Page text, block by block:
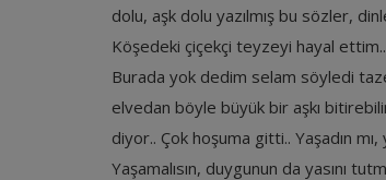
dolu, aşk dolu yazılmış bu sözler,
Köşedeki çiçekçi teyzeyi hayal
Burada yok dedim selam söyledi
elvedan böyle büyük bir aşkı
diyor.. Çok hoşuma gitti.. Yaşadın mı,
Yaşamalısın, duygunun da yasını